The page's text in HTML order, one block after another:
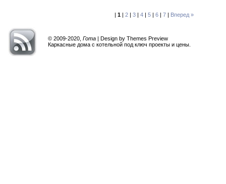
| 1| 2| 3| 4| 5| 6| 7| Вперед »
© 2009-2020, Гота | Design by Themes Preview
Каркасные дома с котельной под ключ проекты и цены